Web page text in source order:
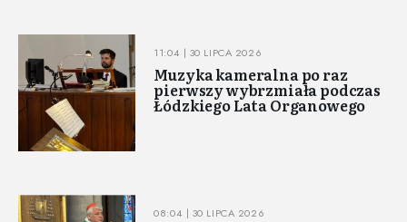
11:04 | 30 LIPCA 2026
Muzyka kameralna po raz
pierwszy wybrzmiała podczas
Łódzkiego Lata Organowego
08:04 | 30 LIPCA 2026